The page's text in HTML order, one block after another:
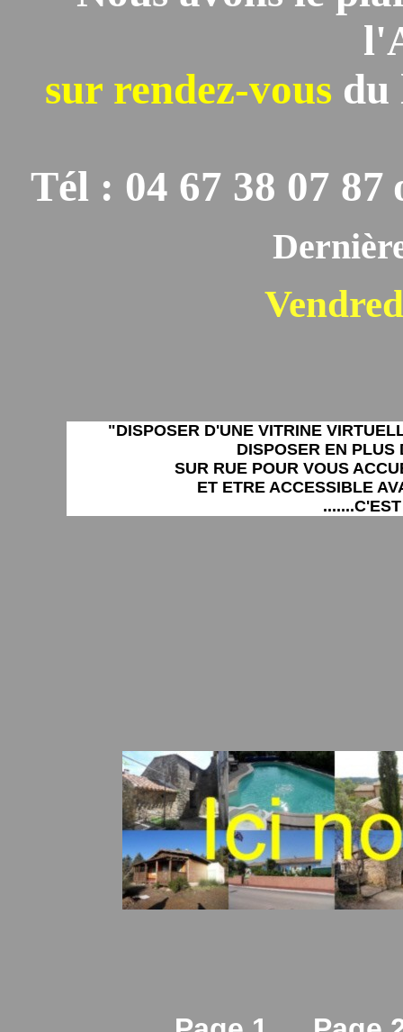
sur rendez-vous du
Tél : 04 67 38 07 87
"DISPOSER D'UNE VITRINE
DISPOSER EN PLUS
SUR RUE POUR VOUS
ET ETRE ACCESSIBLE